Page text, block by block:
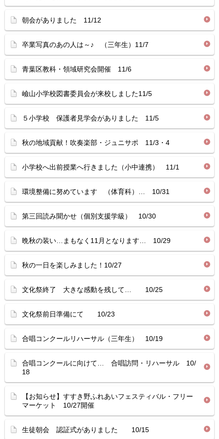
朝会がありました 11/12
卒業写真のあの人は～♪ （三年生）11/7
青葉区教科・領域研究会開催 11/6
嶮山小学校図書委員会が来校しました11/5
５小学校 保護者見学会がありました 11/5
秋の地域貢献！吹奏楽部・ジュニサポ 11/3・4
小学校へ出前授業へ行きました（小中連携） 11/1
環境整備に努めています （体育科）… 10/31
第三回読み聞かせ（個別支援学級） 10/30
晩秋の装い…まもなく11月となります… 10/29
秋の一日を楽しみました！10/27
文化祭終了 大きな感動を残して… 10/25
文化祭前日準備にて 10/23
合唱コンクールリハーサル（三年生） 10/19
合唱コンクールに向けて… 合唱訪問・リハーサル 10/
18
【お知らせ】すすき野ふれあいフェスティバル・フリー
マーケット 10/27開催
生徒朝会 認証式がありました 10/15